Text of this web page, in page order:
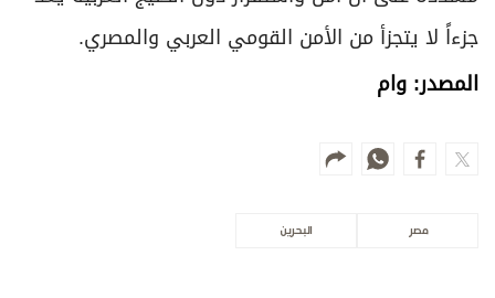
جزءاً لا يتجزأ من الأمن القومي العربي والمصري.
المصدر: وام
مصر البحرين